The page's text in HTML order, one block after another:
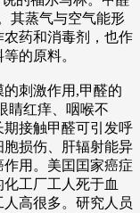
其蒸气与空气能形
药和消毒剂，也作
的原料。
刺激作用,甲醛的
睛红痒、咽喉不
接触甲醛可引发呼
损伤、肝辐射能异
用。美囯囯家癌症
工厂工人死于血
高很多。研究人员